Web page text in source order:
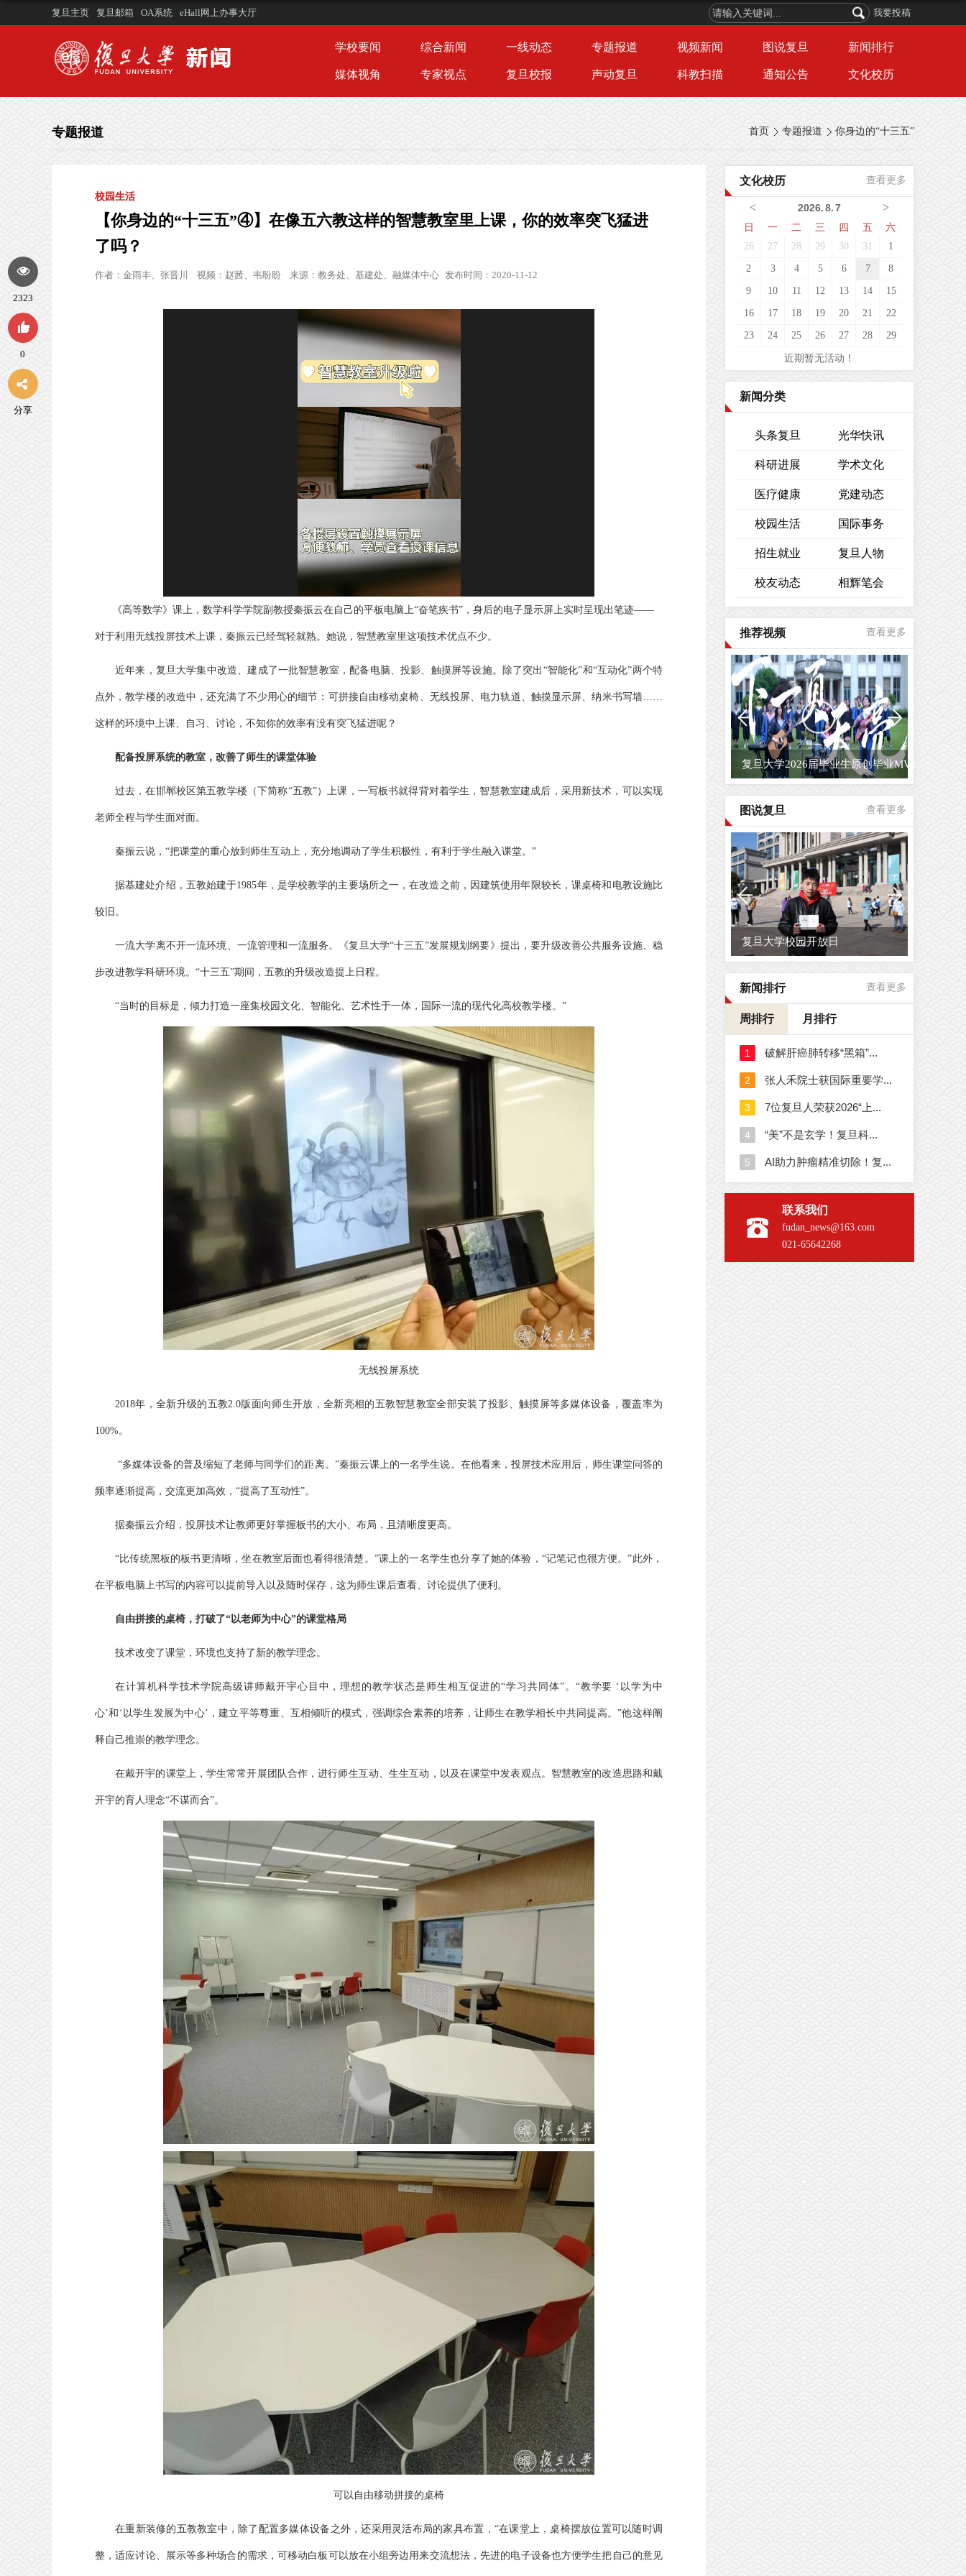
复旦主页 复旦邮箱 OA系统 eHall网上办事大厅 我要投稿
学校要闻 综合新闻 一线动态 专题报道 视频新闻 图说复旦 新闻排行
媒体视角 专家视点 复旦校报 声动复旦 科教扫描 通知公告 文化校历
首页 专题报道 你身边的“十三五”
专题报道
校园生活
【你身边的“十三五”④】在像五六教这样的智慧教室里上课，你的效率突飞猛进
了吗？
作者： 金雨丰、张晋川 视频： 赵茜、韦盼盼 来源： 教务处、基建处、融媒体中心 发布时间：2020-11-12
《高等数学》课上，数学科学学院副教授秦振云在自己的平板电脑上“奋笔疾书”，身后的电子显示屏上实时呈现出笔迹——
对于利用无线投屏技术上课，秦振云已经驾轻就熟。她说，智慧教室里这项技术优点不少。
近年来，复旦大学集中改造、建成了一批智慧教室，配备电脑、投影、触摸屏等设施。除了突出“智能化”和“互动化”两个特
点外，教学楼的改造中，还充满了不少用心的细节：可拼接自由移动桌椅、无线投屏、电力轨道、触摸显示屏、纳米书写墙……
这样的环境中上课、自习、讨论，不知你的效率有没有突飞猛进呢？
配备投屏系统的教室， 改善了师生的课堂体验
过去，在邯郸校区第五教学楼（下简称“五教”）上课，一写板书就得背对着学生，智慧教室建成后，采用新技术，可以实现
老师全程与学生面对面。
秦振云说，“把课堂的重心放到师生互动上，充分地调动了学生积极性，有利于学生融入课堂。”
据基建处介绍，五教始建于1985年，是学校教学的主要场所之一，在改造之前，因建筑使用年限较长，课桌椅和电教设施比
较旧。
一流大学离不开一流环境、一流管理和一流服务。《复旦大学“十三五”发展规划纲要》提出，要升级改善公共服务设施、稳
步改进教学科研环境。“十三五”期间，五教的升级改造提上日程。
“当时的目标是，倾力打造一座集校园文化、智能化、艺术性于一体，国际一流的现代化高校教学楼。”
无线投屏系统
2018年，全新升级的五教2.0版面向师生开放，全新亮相的五教智慧教室全部安装了投影、触摸屏等多媒体设备，覆盖率为
100%。
“多媒体设备的普及缩短了老师与同学们的距离。”秦振云课上的一名学生说。在他看来，投屏技术应用后，师生课堂问答的
频率逐渐提高，交流更加高效，“提高了互动性”。
据秦振云介绍，投屏技术让教师更好掌握板书的大小、布局，且清晰度更高。
“比传统黑板的板书更清晰，坐在教室后面也看得很清楚。”课上的一名学生也分享了她的体验，“记笔记也很方便。”此外，
在平板电脑上书写的内容可以提前导入以及随时保存，这为师生课后查看、讨论提供了便利。
自由拼接的桌椅， 打破了“以老师为中心”的课堂格局
技术改变了课堂，环境也支持了新的教学理念。
在计算机科学技术学院高级讲师戴开宇心目中，理想的教学状态是师生相互促进的“学习共同体”。“教学要 ‘以学为中
心’和‘以学生发展为中心’，建立平等尊重、互相倾听的模式，强调综合素养的培养，让师生在教学相长中共同提高。”他这样阐
释自己推崇的教学理念。
在戴开宇的课堂上，学生常常开展团队合作，进行师生互动、生生互动，以及在课堂中发表观点。智慧教室的改造思路和戴
开宇的育人理念“不谋而合”。
可以自由移动拼接的桌椅
在重新装修的五教教室中，除了配置多媒体设备之外，还采用灵活布局的家具布置，“在课堂上，桌椅摆放位置可以随时调
整，适应讨论、展示等多种场合的需求，可移动白板可以放在小组旁边用来交流想法，先进的电子设备也方便学生把自己的意见
2323
0
分享
文化校历 查看更多
< >
2026.8.7
日
一 二 三 四 五 六
26 27 28 29 30 31 1
2 3 4 5 6 7 8
9 10 11 12 13 14 15
16 17 18 19 20 21 22
23 24 25 26 27 28 29
近期暂无活动！
新闻分类
头条复旦 光华快讯
科研进展 学术文化
医疗健康 党建动态
校园生活 国际事务
招生就业 复旦人物
校友动态 相辉笔会
推荐视频 查看更多
复旦大学2026届毕业生原创毕业MV...
图说复旦 查看更多
复旦大学校园开放日
新闻排行 查看更多
周排行 月排行
联系我们
fudan_news@163.com
021-65642268